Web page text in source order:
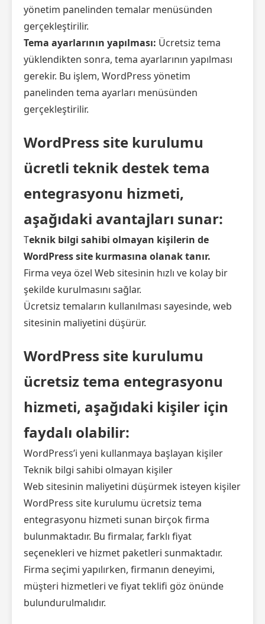
yönetim panelinden temalar menüsünden
gerçekleştirilir.
Tema ayarlarının yapılması: Ücretsiz tema
yüklendikten sonra, tema ayarlarının yapılması
gerekir. Bu işlem, WordPress yönetim
panelinden tema ayarları menüsünden
gerçekleştirilir.
WordPress site kurulumu
ücretli teknik destek tema
entegrasyonu hizmeti,
aşağıdaki avantajları sunar:
Teknik bilgi sahibi olmayan kişilerin de
WordPress site kurmasına olanak tanır.
Firma veya özel Web sitesinin hızlı ve kolay bir
şekilde kurulmasını sağlar.
Ücretsiz temaların kullanılması sayesinde, web
sitesinin maliyetini düşürür.
WordPress site kurulumu
ücretsiz tema entegrasyonu
hizmeti, aşağıdaki kişiler için
faydalı olabilir:
WordPress’i yeni kullanmaya başlayan kişiler
Teknik bilgi sahibi olmayan kişiler
Web sitesinin maliyetini düşürmek isteyen kişiler
WordPress site kurulumu ücretsiz tema
entegrasyonu hizmeti sunan birçok firma
bulunmaktadır. Bu firmalar, farklı fiyat
seçenekleri ve hizmet paketleri sunmaktadır.
Firma seçimi yapılırken, firmanın deneyimi,
müşteri hizmetleri ve fiyat teklifi göz önünde
bulundurulmalıdır.